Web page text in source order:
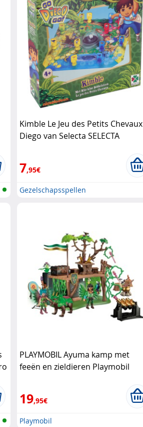
Kimble Le Jeu des Petits Chevaux
Diego van Selecta SELECTA
7,95€
Gezelschapsspellen
PLAYMOBIL Ayuma kamp met
feeën en zieldieren Playmobil
19,95€
Playmobil